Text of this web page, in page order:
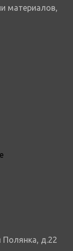
материалов,
Полянка, д.22